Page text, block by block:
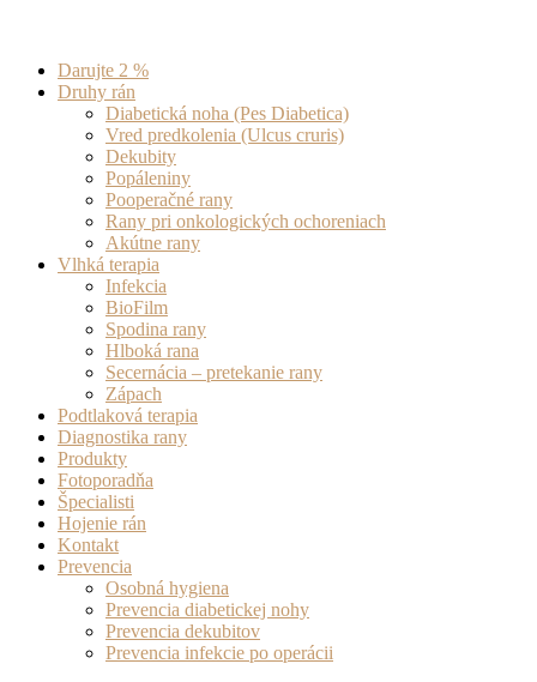
Darujte 2 %
Druhy rán
Diabetická noha (Pes Diabetica)
Vred predkolenia (Ulcus cruris)
Dekubity
Popáleniny
Pooperačné rany
Rany pri onkologických ochoreniach
Akútne rany
Vlhká terapia
Infekcia
BioFilm
Spodina rany
Hlboká rana
Secernácia – pretekanie rany
Zápach
Podtlaková terapia
Diagnostika rany
Produkty
Fotoporadňa
Špecialisti
Hojenie rán
Kontakt
Prevencia
Osobná hygiena
Prevencia diabetickej nohy
Prevencia dekubitov
Prevencia infekcie po operácii